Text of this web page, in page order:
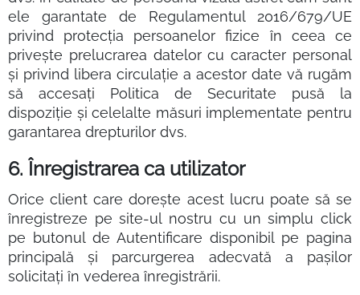
ele garantate de Regulamentul 2016/679/UE
privind protecția persoanelor fizice în ceea ce
privește prelucrarea datelor cu caracter personal
și privind libera circulație a acestor date vă rugăm
să accesați Politica de Securitate pusă la
dispoziție și celelalte măsuri implementate pentru
garantarea drepturilor dvs.
6. Înregistrarea ca utilizator
Orice client care dorește acest lucru poate să se
înregistreze pe site-ul nostru cu un simplu click
pe butonul de Autentificare disponibil pe pagina
principală și parcurgerea adecvată a pașilor
solicitați în vederea înregistrării.